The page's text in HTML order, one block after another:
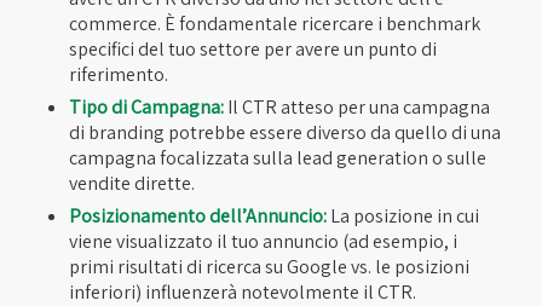
commerce. È fondamentale ricercare i benchmark
specifici del tuo settore per avere un punto di
riferimento.
Tipo di Campagna:Il CTR atteso per una campagna
di branding potrebbe essere diverso da quello di una
campagna focalizzata sulla lead generation o sulle
vendite dirette.
Posizionamento dell’Annuncio:La posizione in cui
viene visualizzato il tuo annuncio (ad esempio, i
primi risultati di ricerca su Google vs. le posizioni
inferiori) influenzerà notevolmente il CTR.